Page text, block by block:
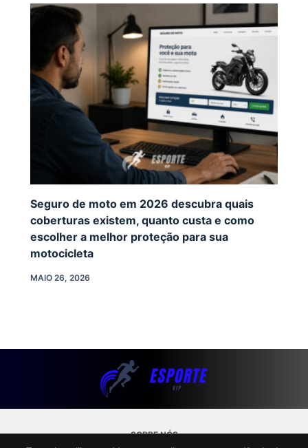
Seguro de moto em 2026 descubra quais
coberturas existem, quanto custa e como
escolher a melhor proteção para sua
motocicleta
MAIO 26, 2026
SOBRE NÓS